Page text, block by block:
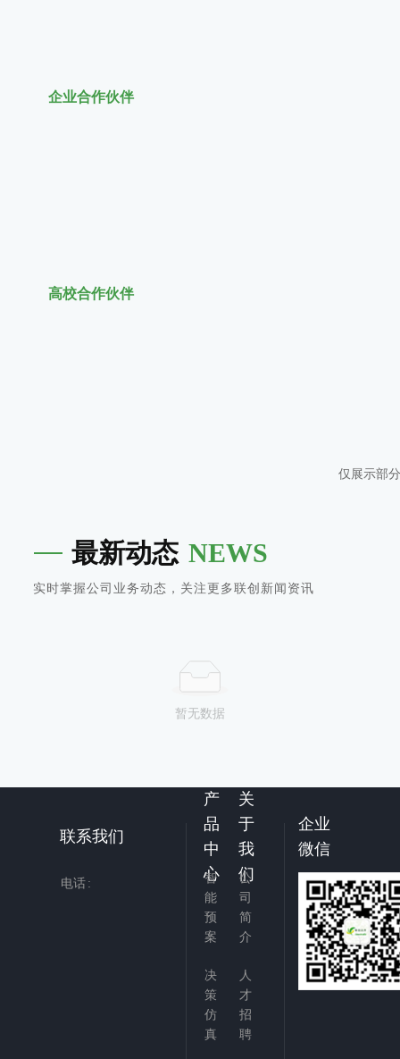
企业合作伙伴
高校合作伙伴
仅展示部
最新动态 NEWS
实时掌握公司业务动态，关注更多联创新闻资讯
暂无数据
联系我们
电话
产
品
中
心
智
能
预
案
决
策
仿
真
关
于
我
们
公
司
简
介
人
才
招
聘
企业
微信